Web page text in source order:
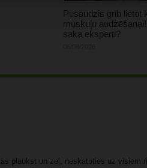
Pusaudzis grib lietot
muskuļu
saka eksperti?
plaukst un zeļ, neskatoties uz visiem